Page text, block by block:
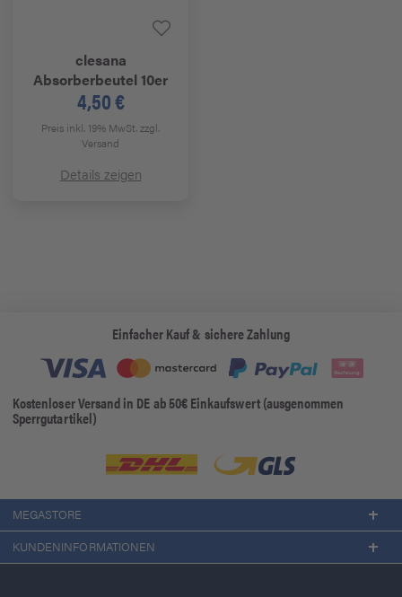
clesana
Absorberbeutel 10er
4,50 €
Preis inkl. 19% MwSt.zzgl.
Versand
Details zeigen
Einfacher Kauf & sichere Zahlung
Kostenloser Versand in DE ab 50€ Einkaufswert (ausgenommen
Sperrgutartikel)
MEGASTORE
KUNDENINFORMATIONEN